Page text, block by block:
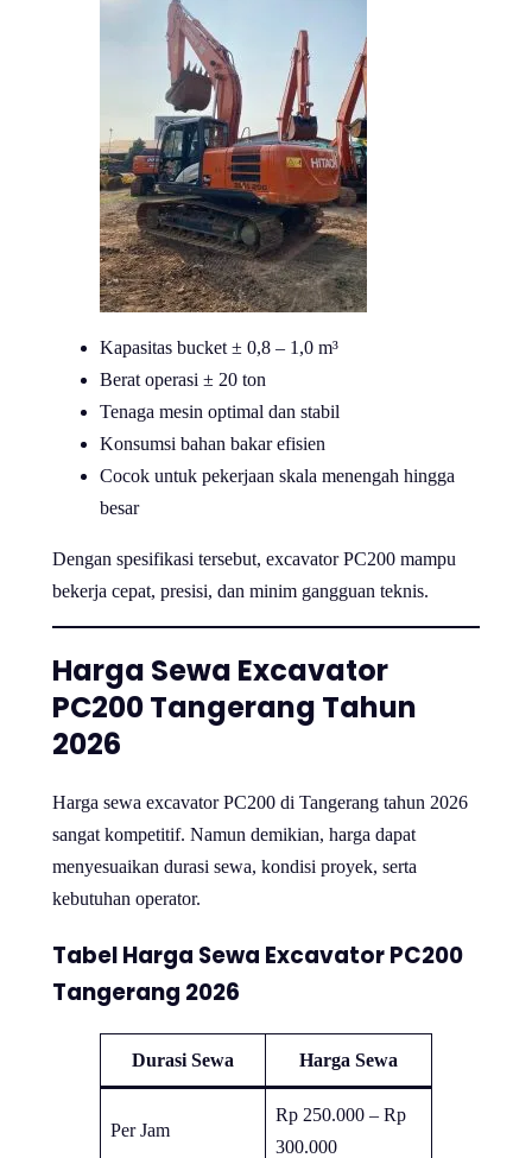
Kapasitas bucket ± 0,8 – 1,0 m³
Berat operasi ± 20 ton
Tenaga mesin optimal dan stabil
Konsumsi bahan bakar efisien
Cocok untuk pekerjaan skala menengah hingga
besar
Dengan spesifikasi tersebut, excavator PC200 mampu
bekerja cepat, presisi, dan minim gangguan teknis.
Harga Sewa Excavator
PC200 Tangerang Tahun
2026
Harga sewa excavator PC200 di Tangerang tahun 2026
sangat kompetitif. Namun demikian, harga dapat
menyesuaikan durasi sewa, kondisi proyek, serta
kebutuhan operator.
Tabel Harga Sewa Excavator PC200
Tangerang 2026
Durasi Sewa Harga Sewa
Per Jam
Rp 250.000 – Rp
300.000